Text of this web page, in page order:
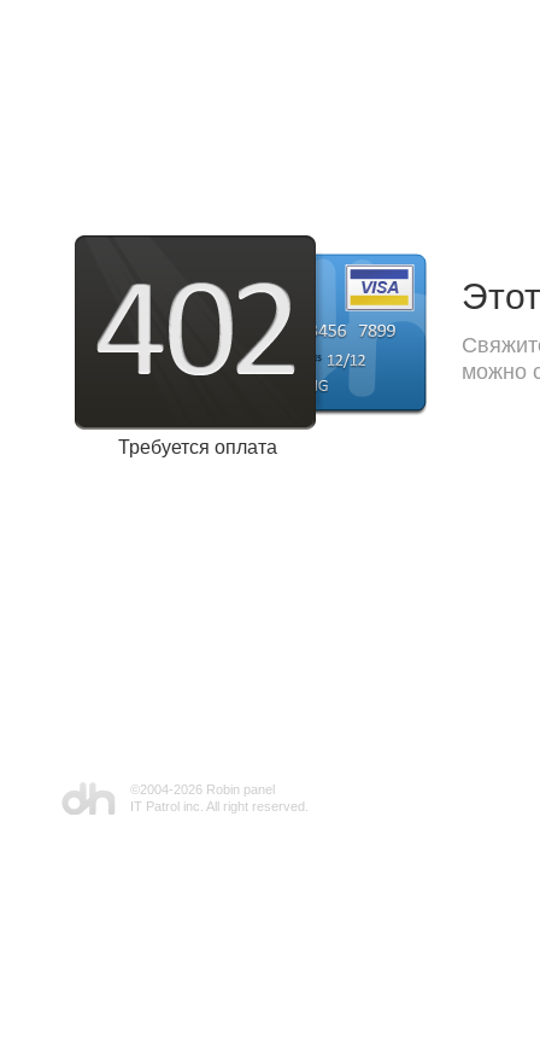
Требуется оплата
можно
©2004-2026 Robin panel
IT Patrol inc. All right reserved.